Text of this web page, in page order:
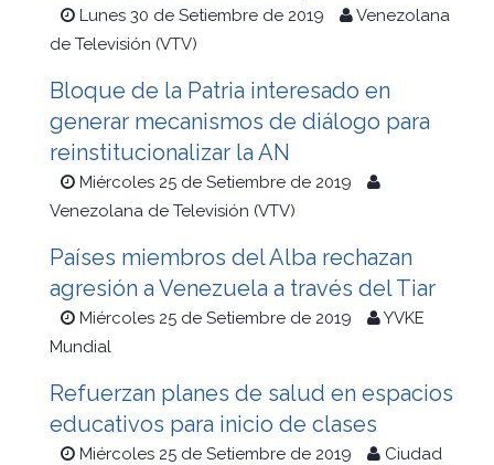
Lunes 30 de Setiembre de 2019
Venezolana
de Televisión (VTV)
Bloque de la Patria interesado en
generar mecanismos de diálogo para
reinstitucionalizar la AN
Miércoles 25 de Setiembre de 2019
Venezolana de Televisión (VTV)
Países miembros del Alba rechazan
agresión a Venezuela a través del Tiar
Miércoles 25 de Setiembre de 2019
YVKE
Mundial
Refuerzan planes de salud en espacios
educativos para inicio de clases
Miércoles 25 de Setiembre de 2019
Ciudad